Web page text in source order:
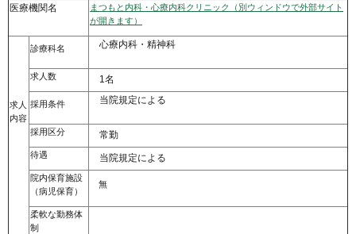
医療機関名
まつもと内科・心療内科クリニック（別ウィンドウで外部サイト
が開きます）
求人
内容
診療科名 心療内科・精神科
求人数 1名
採用条件 当院規定による
採用区分 常勤
待遇 当院規定による
院内保育施設
（病児保育）
無
柔軟な勤務体
制